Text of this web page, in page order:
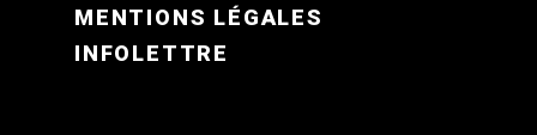
MENTIONS LÉGALES
INFOLETTRE